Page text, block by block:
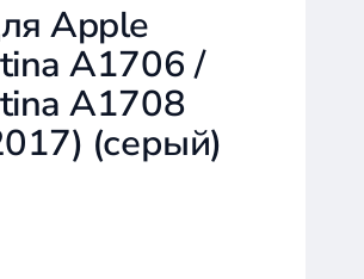
Apple
A1706 /
A1708
(серый)